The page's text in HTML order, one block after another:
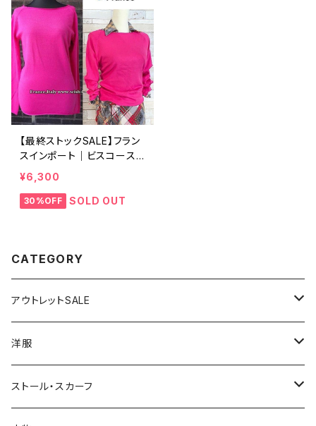
【最終ストックSALE】フラン
スインポート｜ビスコース＆
レーヨン｜ボートネック 長
袖ニットトップス/ピンク
¥6,300
30%OFF SOLD OUT
CATEGORY
アウトレットSALE
1000円
2000円
洋服
インポートワンピース
ストール・スカーフ